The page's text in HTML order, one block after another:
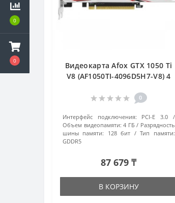
0
0
Видеокарта Afox GTX 1050 Ti
V8 (AF1050TI-4096D5H7-V8) 4
0
Интерфейс подключения:
PCI-E 3.0
Объем видеопамяти: 4 ГБ
Разрядность
шины памяти:
128 бит
Тип памяти:
GDDR5
87 679 ₸
В КОРЗИНУ